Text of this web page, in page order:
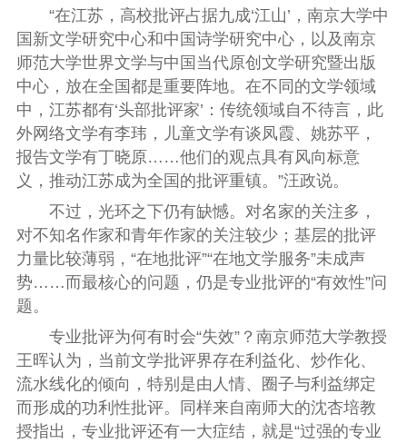
“在江苏，高校批评占据九成‘江山’，南京大学中
国新文学研究中心和中国诗学研究中心，以及南京
师范大学世界文学与中国当代原创文学研究暨出版
中心，放在全国都是重要阵地。在不同的文学领域
中，江苏都有‘头部批评家’：传统领域自不待言，此
外网络文学有李玮，儿童文学有谈凤霞、姚苏平，
报告文学有丁晓原……他们的观点具有风向标意
义，推动江苏成为全国的批评重镇。”汪政说。
不过，光环之下仍有缺憾。对名家的关注多，
对不知名作家和青年作家的关注较少；基层的批评
力量比较薄弱，“在地批评”“在地文学服务”未成声
势……而最核心的问题，仍是专业批评的“有效性”问
题。
专业批评为何有时会“失效”？南京师范大学教授
王晖认为，当前文学批评界存在利益化、炒作化、
流水线化的倾向，特别是由人情、圈子与利益绑定
而形成的功利性批评。同样来自南师大的沈杏培教
授指出，专业批评还有一大症结，就是“过强的专业